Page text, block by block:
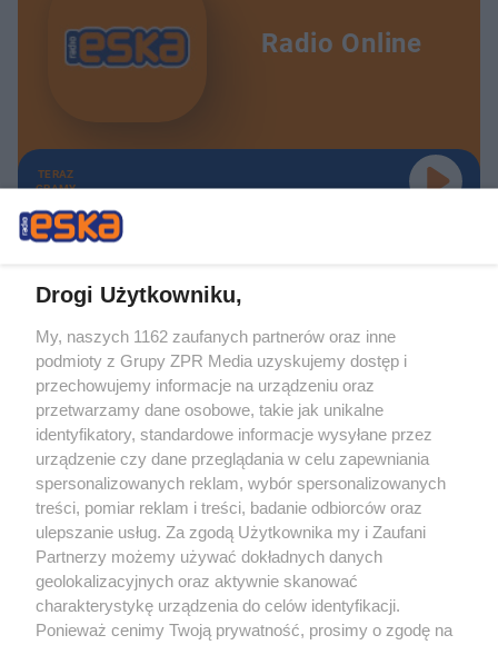
Radio Online
TERAZ
GRAMY
Żaden utwór zamieszczony w serwisie nie może być powielany i
rozpowszechniany lub dalej rozpowszechniany w jakikolwiek sposób (w
tym także elektroniczny lub mechaniczny) na jakimkolwiek polu
eksploatacji w jakiejkolwiek formie, włącznie z umieszczaniem w Internecie
bez pisemnej zgody właściciela praw. Jakiekolwiek użycie lub
wykorzystanie utworów w całości lub w części z naruszeniem prawa, tzn.
bez właściwej zgody, jest zabronione pod groźbą kary i może być ścigane
prawnie.
O nas
Drogi Użytkowniku,
My, naszych 1162 zaufanych partnerów oraz inne
podmioty z Grupy ZPR Media uzyskujemy dostęp i
przechowujemy informacje na urządzeniu oraz
przetwarzamy dane osobowe, takie jak unikalne
identyfikatory, standardowe informacje wysyłane przez
urządzenie czy dane przeglądania w celu zapewniania
spersonalizowanych reklam, wybór spersonalizowanych
treści, pomiar reklam i treści, badanie odbiorców oraz
ulepszanie usług. Za zgodą Użytkownika my i Zaufani
Partnerzy możemy używać dokładnych danych
geolokalizacyjnych oraz aktywnie skanować
charakterystykę urządzenia do celów identyfikacji.
Ponieważ cenimy Twoją prywatność, prosimy o zgodę na